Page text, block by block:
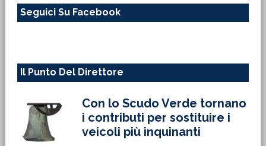
sito
Seguici Su Facebook
Il Punto Del Direttore
Con lo Scudo Verde tornano
i contributi per sostituire i
veicoli più inquinanti